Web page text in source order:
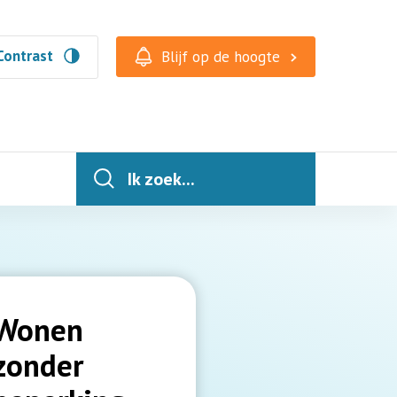
Blijf op de hoogte
Ik zoek...